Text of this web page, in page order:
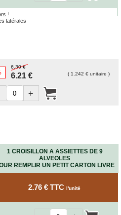
!
latérales
6.30 €
6.21 € ( 1.242 € unitaire )
+
1 CROISILLON A ASSIETTES DE 9
ALVEOLES
REMPLIR UN PETIT CARTON LIVRE
2.76 € TTC l'unité